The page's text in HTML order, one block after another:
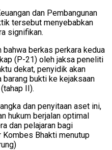
dan Pembangunan
tersebut menyebabkan
signifikan.
berkas perkara kedua
(P-21) oleh jaksa peneliti
dekat, penyidik akan
bukti ke kejaksaan
II).
dan penyitaan aset ini,
hukum berjalan optimal
dan pelajaran bagi
Kombes Bhakti menutup